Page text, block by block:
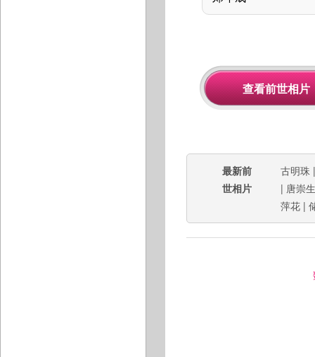
最新前
世相片
古明珠
| 唐崇生
萍花 |